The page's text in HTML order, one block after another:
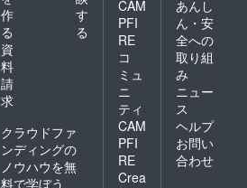
載・公
開する
ことは
禁止で
URLを
メール
いたし
ます。
★4.支
援者様
先行公
開のグ
ループ
ロゴと
なりま
作
る
す
る
資
料
請
求
クラウドファ
ンディングの
ノウハウを無
料で学ぼう
CAM
PFI
RE
コ
ミュ
ニ
ティ
CAM
PFI
RE
Crea
あんし
ん・安
全への
取り組
み
ニュー
ス
ヘルプ
お問い
合わせ